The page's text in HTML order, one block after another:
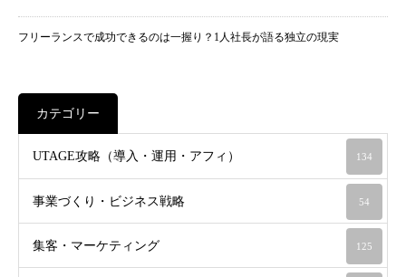
フリーランスで成功できるのは一握り？1人社長が語る独立の現実
カテゴリー
UTAGE攻略（導入・運用・アフィ） 134
事業づくり・ビジネス戦略 54
集客・マーケティング 125